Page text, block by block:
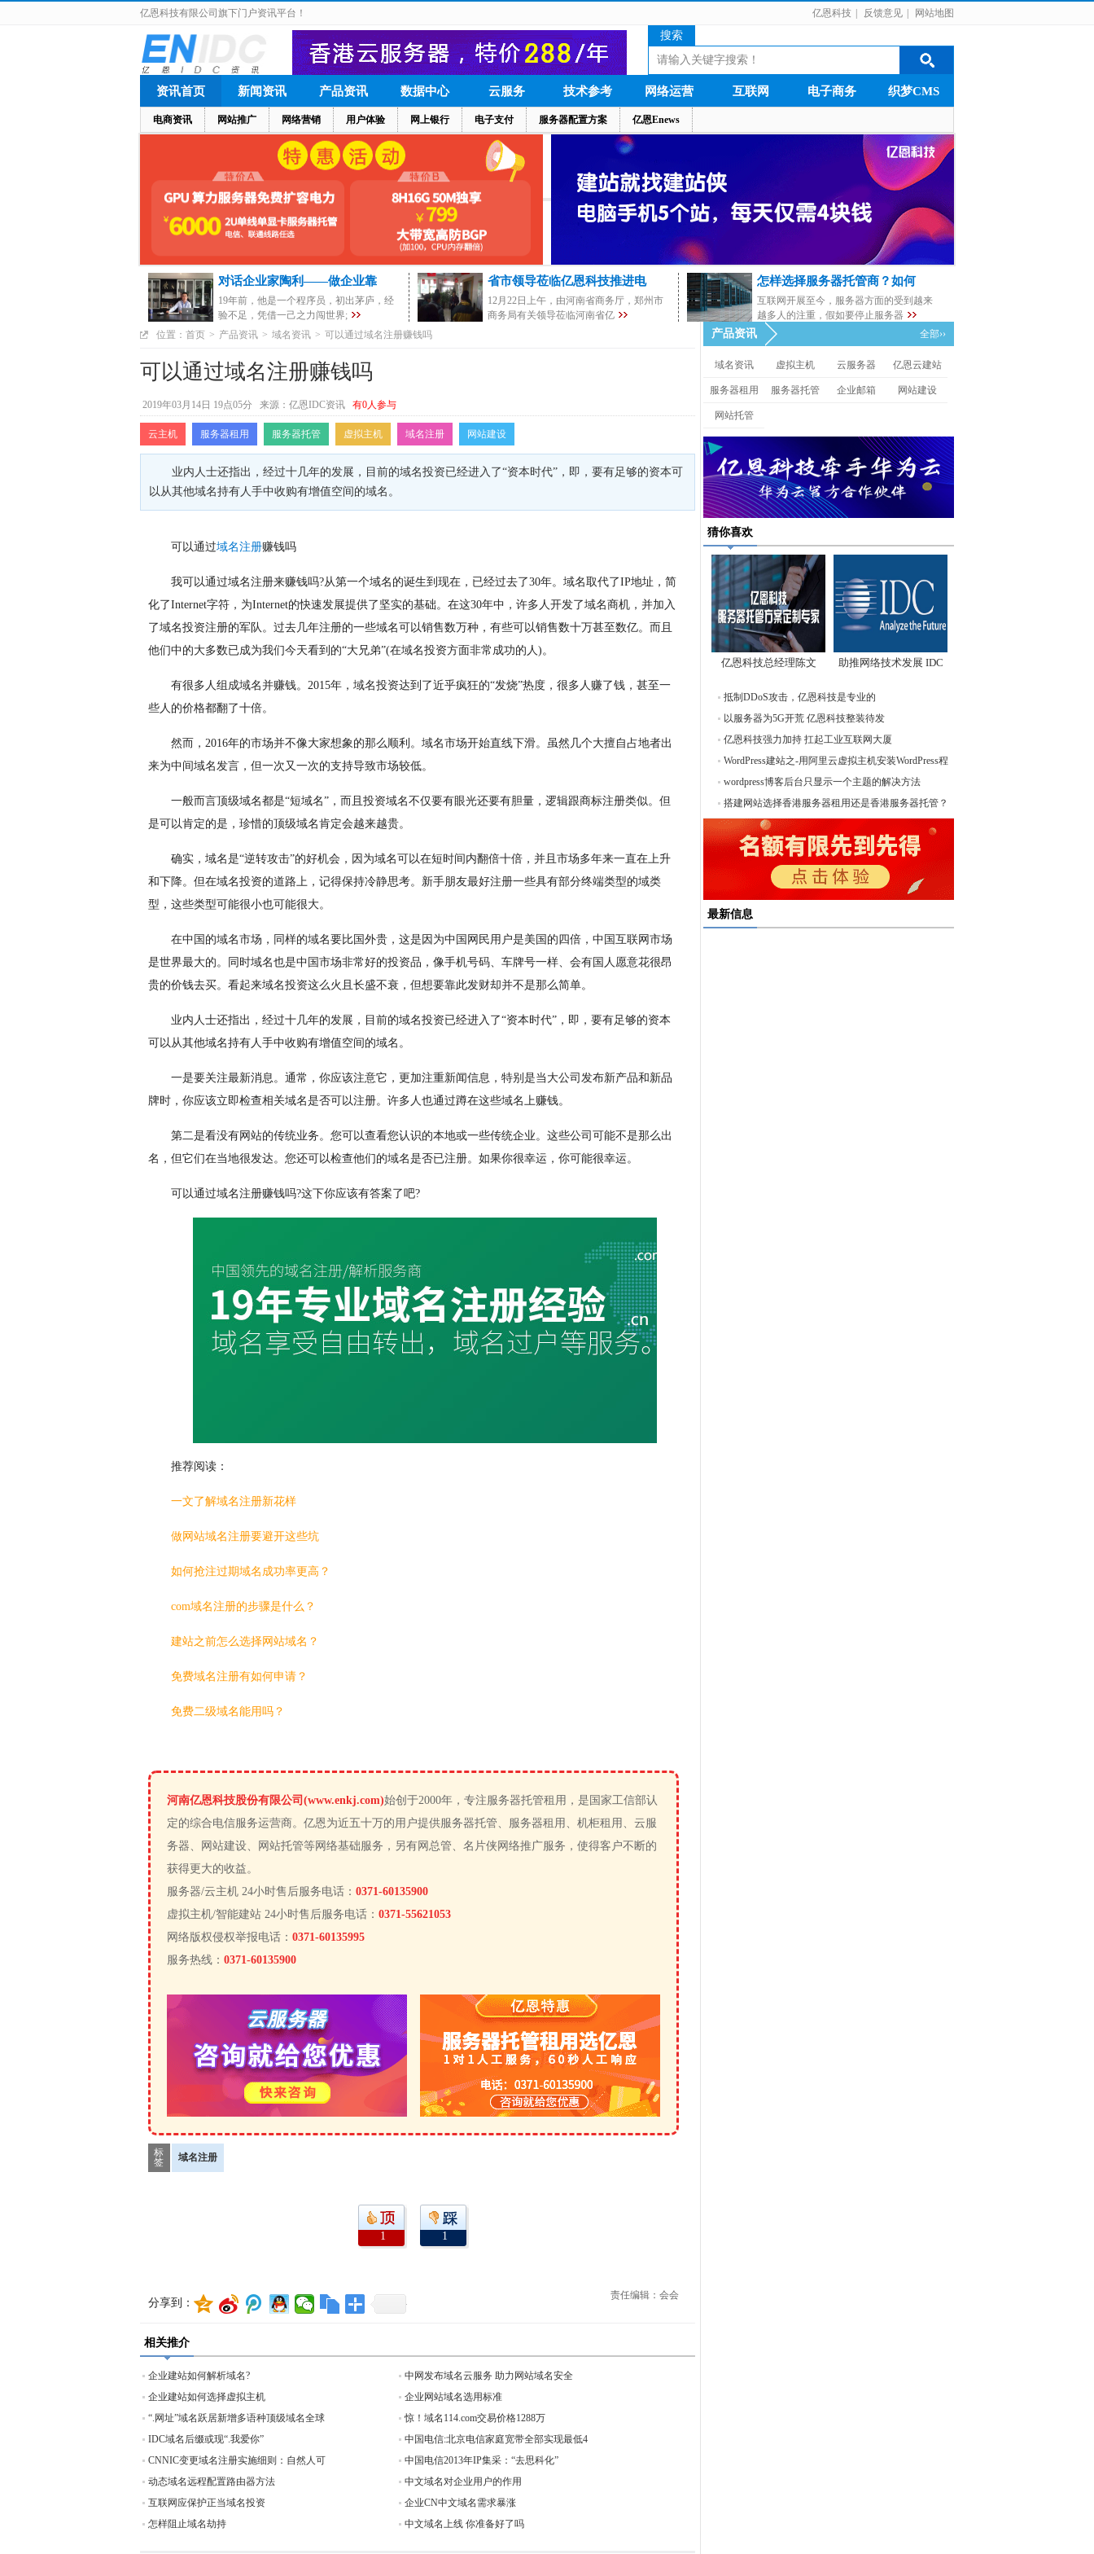
亿恩科技 反馈意见 网站地图
亿恩科技有限公司旗下门户资讯平台！
搜索
资讯首页
电商资讯 网站推广 网络营销 用户体验 网上银行 电子支付 服务器配置方案 亿恩Enews
新闻资讯 产品资讯 数据中心 云服务 技术参考 网络运营 互联网 电子商务 织梦CMS
对话企业家陶利——做企业靠
19年前，他是一个程序员，初出茅庐，经
验不足，凭借一己之力闯世界;
省市领导莅临亿恩科技推进电
12月22日上午，由河南省商务厅，郑州市
商务局有关领导莅临河南省亿
怎样选择服务器托管商？如何
互联网开展至今，服务器方面的受到越来
越多人的注重，假如要停止服务器
位置： 首页 > 产品资讯 > 域名资讯 > 可以通过域名注册赚钱吗
可以通过域名注册赚钱吗
2019年03月14日 19点05分 来源：亿恩IDC资讯 有0人参与
云主机 服务器租用 服务器托管 虚拟主机 域名注册 网站建设
业内人士还指出，经过十几年的发展，目前的域名投资已经进入了“资本时代”，即，要有足够的资本可
以从其他域名持有人手中收购有增值空间的域名。
可以通过域名注册赚钱吗
我可以通过域名注册来赚钱吗?从第一个域名的诞生到现在，已经过去了30年。域名取代了IP地址，简
化了Internet字符，为Internet的快速发展提供了坚实的基础。在这30年中，许多人开发了域名商机，并加入
了域名投资注册的军队。过去几年注册的一些域名可以销售数万种，有些可以销售数十万甚至数亿。而且
他们中的大多数已成为我们今天看到的“大兄弟”(在域名投资方面非常成功的人)。
有很多人组成域名并赚钱。2015年，域名投资达到了近乎疯狂的“发烧”热度，很多人赚了钱，甚至一
些人的价格都翻了十倍。
然而，2016年的市场并不像大家想象的那么顺利。域名市场开始直线下滑。虽然几个大擅自占地者出
来为中间域名发言，但一次又一次的支持导致市场较低。
一般而言顶级域名都是“短域名”，而且投资域名不仅要有眼光还要有胆量，逻辑跟商标注册类似。但
是可以肯定的是，珍惜的顶级域名肯定会越来越贵。
确实，域名是“逆转攻击”的好机会，因为域名可以在短时间内翻倍十倍，并且市场多年来一直在上升
和下降。但在域名投资的道路上，记得保持冷静思考。新手朋友最好注册一些具有部分终端类型的域类
型，这些类型可能很小也可能很大。
在中国的域名市场，同样的域名要比国外贵，这是因为中国网民用户是美国的四倍，中国互联网市场
是世界最大的。同时域名也是中国市场非常好的投资品，像手机号码、车牌号一样、会有国人愿意花很昂
贵的价钱去买。看起来域名投资这么火且长盛不衰，但想要靠此发财却并不是那么简单。
业内人士还指出，经过十几年的发展，目前的域名投资已经进入了“资本时代”，即，要有足够的资本
可以从其他域名持有人手中收购有增值空间的域名。
一是要关注最新消息。通常，你应该注意它，更加注重新闻信息，特别是当大公司发布新产品和新品
牌时，你应该立即检查相关域名是否可以注册。许多人也通过蹲在这些域名上赚钱。
第二是看没有网站的传统业务。您可以查看您认识的本地或一些传统企业。这些公司可能不是那么出
名，但它们在当地很发达。您还可以检查他们的域名是否已注册。如果你很幸运，你可能很幸运。
可以通过域名注册赚钱吗?这下你应该有答案了吧?
推荐阅读：
一文了解域名注册新花样
做网站域名注册要避开这些坑
如何抢注过期域名成功率更高？
com域名注册的步骤是什么？
建站之前怎么选择网站域名？
免费域名注册有如何申请？
免费二级域名能用吗？
河南亿恩科技股份有限公司(www.enkj.com)始创于2000年，专注服务器托管租用，是国家工信部认
定的综合电信服务运营商。亿恩为近五十万的用户提供服务器托管、服务器租用、机柜租用、云服
务器、网站建设、网站托管等网络基础服务，另有网总管、名片侠网络推广服务，使得客户不断的
获得更大的收益。
服务器/云主机 24小时售后服务电话： 0371-60135900
虚拟主机/智能建站 24小时售后服务电话： 0371-55621053
网络版权侵权举报电话： 0371-60135995
服务热线： 0371-60135900
标
签
域名注册
1 1
分享到：
责任编辑：会会
相关推介
企业建站如何解析域名?
企业建站如何选择虚拟主机
“.网址”域名跃居新增多语种顶级域名全球
IDC域名后缀或现“.我爱你”
CNNIC变更域名注册实施细则：自然人可
动态域名远程配置路由器方法
互联网应保护正当域名投资
怎样阻止域名劫持
中网发布域名云服务 助力网站域名安全
企业网站域名选用标准
惊！域名114.com交易价格1288万
中国电信:北京电信家庭宽带全部实现最低4
中国电信2013年IP集采：“去思科化”
中文域名对企业用户的作用
企业CN中文域名需求暴涨
中文域名上线 你准备好了吗
产品资讯 全部››
域名资讯 虚拟主机 云服务器 亿恩云建站
服务器租用 服务器托管 企业邮箱 网站建设
网站托管
猜你喜欢
亿恩科技总经理陈文
先
助推网络技术发展 IDC
抵制DDoS攻击，亿恩科技是专业的
以服务器为5G开荒 亿恩科技整装待发
亿恩科技强力加持 扛起工业互联网大厦
WordPress建站之-用阿里云虚拟主机安装WordPress程
序！
wordpress博客后台只显示一个主题的解决方法
搭建网站选择香港服务器租用还是香港服务器托管？
最新信息